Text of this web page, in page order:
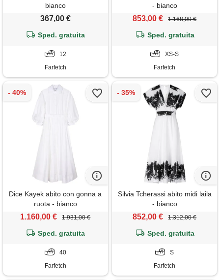
bianco
367,00 €
Sped. gratuita
12
Farfetch
- bianco
853,00 € 1.168,00 €
Sped. gratuita
XS-S
Farfetch
Dice Kayek abito con gonna a
ruota - bianco
1.160,00 € 1.931,00 €
Sped. gratuita
40
Farfetch
Silvia Tcherassi abito midi laila
- bianco
852,00 € 1.312,00 €
Sped. gratuita
S
Farfetch